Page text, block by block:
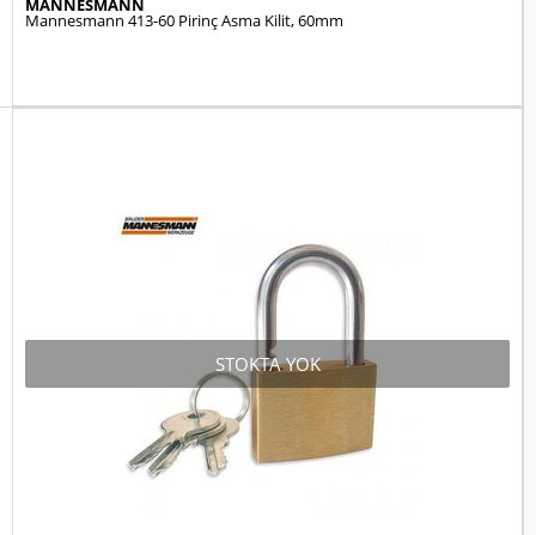
MANNESMANN
Mannesmann 413-60 Pirinç Asma Kilit, 60mm
STOKTA YOK